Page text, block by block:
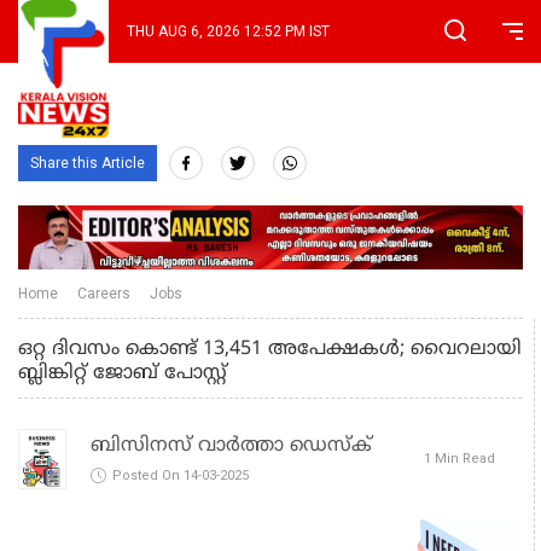
THU AUG 6, 2026 12:52 PM IST
Share this Article
Home Careers Jobs
ഒറ്റ ദിവസം കൊണ്ട് 13,451 അപേക്ഷകൾ; വൈറലായി
ബ്ലിങ്കിറ്റ് ജോബ് പോസ്റ്റ്
ബിസിനസ് വാർത്താ ഡെസ്ക്
Posted On 14-03-2025
1 Min Read